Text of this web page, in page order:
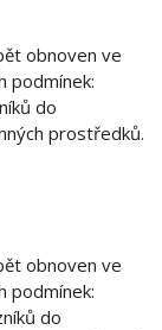
obnoven ve
podmínek:
do
prostředků.
obnoven ve
podmínek:
do